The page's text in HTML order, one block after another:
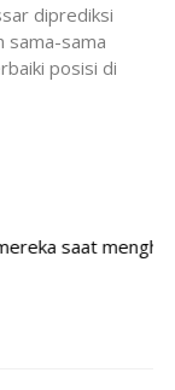
diprediksi
sama-sama
posisi di
menghadapi